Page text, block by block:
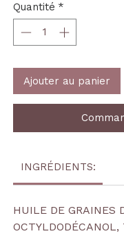
Quantité *
Ajouter au panier
INGRÉDIENTS:
HUILE DE GRAINES
OCTYLDODÉCANOL,